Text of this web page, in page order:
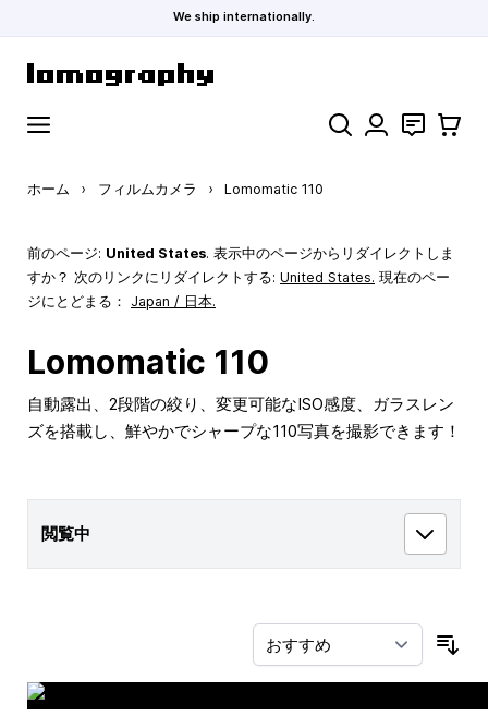
We ship internationally.
検索 お問い合わ
カート
ホーム › フィルムカメラ › Lomomatic 110
前のページ: United States. 表示中のページからリダイレクトしま
すか？ 次のリンクにリダイレクトする: United States. 現在のペー
ジにとどまる： Japan / 日本.
Lomomatic 110
自動露出、2段階の絞り、変更可能なISO感度、ガラスレン
ズを搭載し、鮮やかでシャープな110写真を撮影できます！
閲覧中